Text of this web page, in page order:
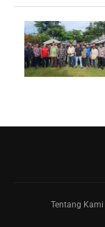
Tentang Kami